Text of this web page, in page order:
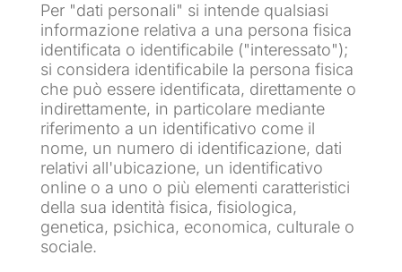
Per "dati personali" si intende qualsiasi
informazione relativa a una persona fisica
identificata o identificabile ("interessato");
si considera identificabile la persona fisica
che può essere identificata, direttamente o
indirettamente, in particolare mediante
riferimento a un identificativo come il
nome, un numero di identificazione, dati
relativi all'ubicazione, un identificativo
online o a uno o più elementi caratteristici
della sua identità fisica, fisiologica,
genetica, psichica, economica, culturale o
sociale.